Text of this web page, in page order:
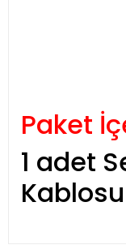
Paket
1 adet
Kablosu